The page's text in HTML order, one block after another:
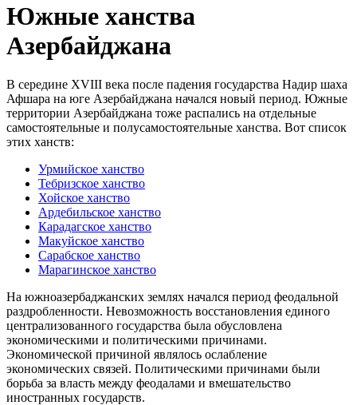
Южные ханства
Азербайджана
В середине XVIII века после падения государства Надир шаха
Афшара на юге Азербайджана начался новый период. Южные
территории Азербайджана тоже распались на отдельные
самостоятельные и полусамостоятельные ханства. Вот список
этих ханств:
Урмийское ханство
Тебризское ханство
Хойское ханство
Ардебильское ханство
Карадагское ханство
Макуйское ханство
Сарабское ханство
Марагинское ханство
На южноазербаджанских землях начался период феодальной
раздробленности. Невозможность восстановления единого
централизованного государства была обусловлена
экономическими и политическими причинами.
Экономической причиной являлось ослабление
экономических связей. Политическими причинами были
борьба за власть между феодалами и вмешательство
иностранных государств.